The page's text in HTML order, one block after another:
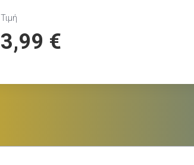
Τιμή
3,99 €